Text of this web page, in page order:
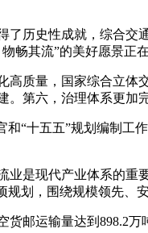
了历史性成就，综合交
畅其流”的美好愿景正
高质量，国家综合立体
。第六，治理体系更加
和“十五五”规划编制
业是现代产业体系的重
规划，围绕规模领先、
邮运输量达到898.2万